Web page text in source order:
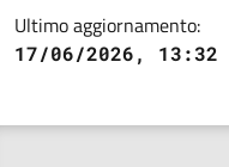
Ultimo aggiornamento:
17/06/2026, 13:32